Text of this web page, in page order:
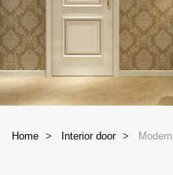
Home Interior door Modern